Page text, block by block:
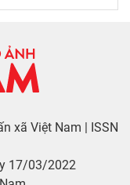
xã Việt Nam | ISSN
17/03/2022